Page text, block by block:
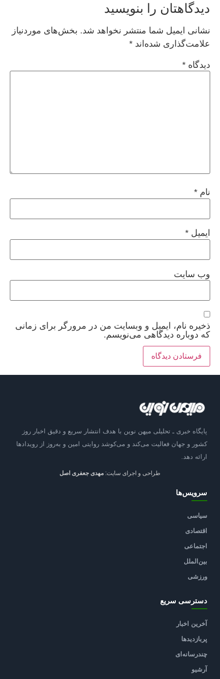
دیدگاهتان را بنویسید
نشانی ایمیل شما منتشر نخواهد شد. بخش‌های موردنیاز
علامت‌گذاری شده‌اند *
دیدگاه *
نام *
ایمیل *
وب‌ سایت
ذخیره نام، ایمیل و وبسایت من در مرورگر برای زمانی
که دوباره دیدگاهی می‌نویسم.
پایگاه خبری ـ تحلیلی میهن نوین با هدف انتشار سریع و دقیق اخبار روز
کشور و جهان فعالیت می‌کند و می‌کوشد روایتی امین و به‌روز از رویدادها
ارائه دهد.
طراحی و اجرای سایت: مهدی جعفری اصل
سرویس‌ها
سیاسی
اقتصادی
اجتماعی
بین‌الملل
ورزشی
دسترسی سریع
آخرین اخبار
پربازدیدها
چندرسانه‌ای
آرشیو